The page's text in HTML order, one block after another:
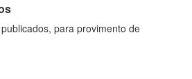
para provimento de